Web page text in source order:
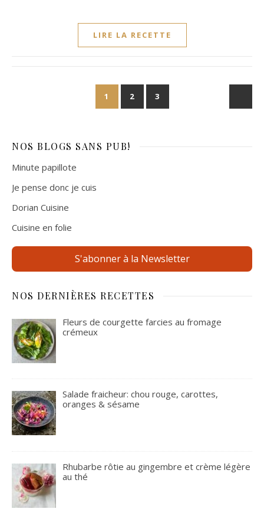
LIRE LA RECETTE
1 2 3
NOS BLOGS SANS PUB!
Minute papillote
Je pense donc je cuis
Dorian Cuisine
Cuisine en folie
S'abonner à la Newsletter
NOS DERNIÈRES RECETTES
Fleurs de courgette farcies au fromage
crémeux
Salade fraicheur: chou rouge, carottes,
oranges & sésame
Rhubarbe rôtie au gingembre et crème légère
au thé